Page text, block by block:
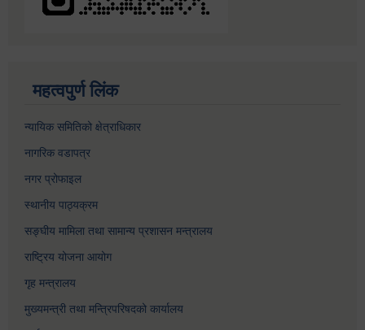
महत्वपुर्ण लिंक
न्यायिक समितिको क्षेत्राधिकार
नागरिक वडापत्र
नगर प्रोफाइल
स्थानीय पाठ्यक्रम
सङ्घीय मामिला तथा सामान्य प्रशासन मन्त्रालय
राष्ट्रिय योजना आयोग
गृह मन्त्रालय
मुख्यमन्त्री तथा मन्त्रिपरिषदको कार्यालय